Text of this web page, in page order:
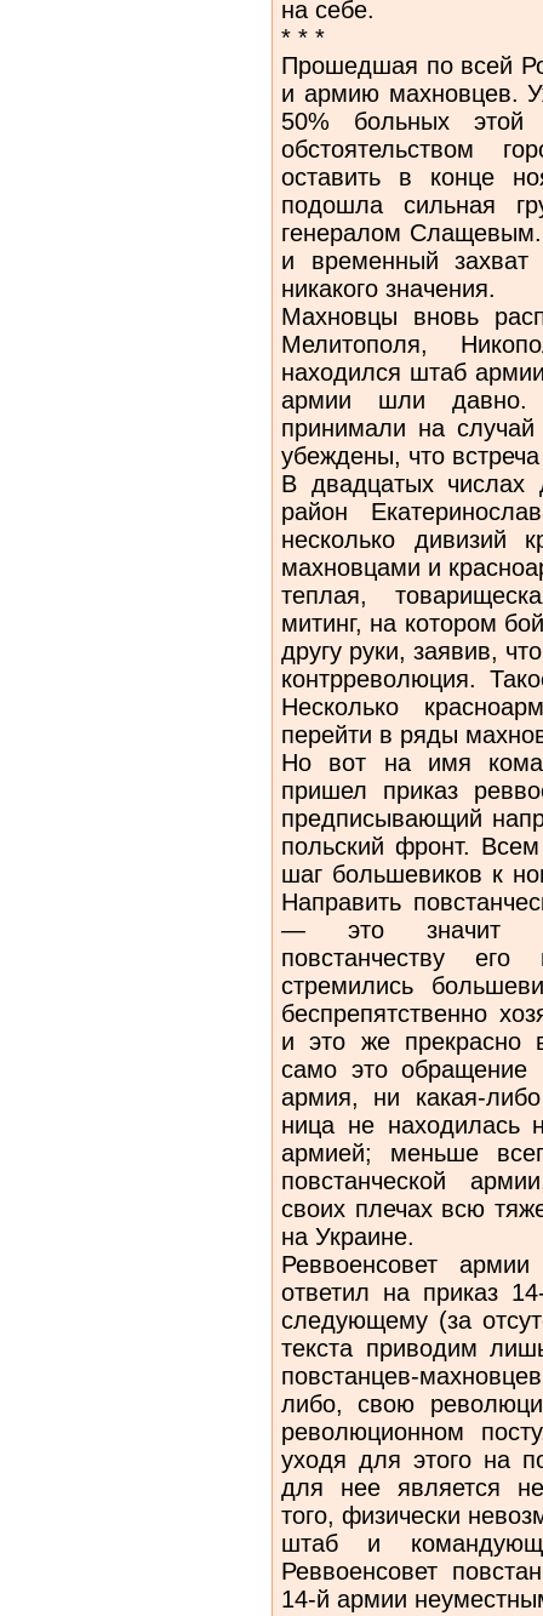
на себе.
* * *
Прошедшая по всей
и армию махновцев.
50% больных
обстоятельством
оставить в конце
подошла сильная
генералом
и временный
никакого значения.
Махновцы вновь
Мелитополя,
находился штаб
армии шли давно.
принимали на
убеждены, что
В двадцатых числах
район
несколько дивизий
махновцами и
теплая,
митинг, на котором
другу руки, заявив,
контрреволюция.
Несколько
перейти в ряды
Но вот на имя
пришел при­каз
предписывающий
польский фронт.
шаг большевиков к
Направить
— это значит
повстанчеству
стремились
беспре­пятственно
и это же прекрасно
само это обращение
армия, ни какая-
ница не находилась
армией; меньше
повстанческой
своих плечах всю
на Украине.
Реввоенсовет армии
ответил на приказ
следующему (за
текста приводим
повстанцев-
либо, свою
революци­онном
уходя для этого на
для нее является
того, физически
штаб и
Реввоенсо­вет
14-й армии